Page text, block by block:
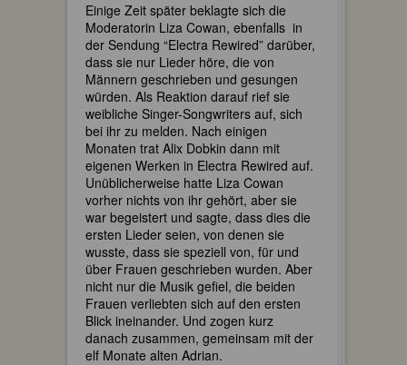
Einige Zeit später beklagte sich die
Moderatorin Liza Cowan, ebenfalls in
der Sendung “Electra Rewired” darüber,
dass sie nur Lieder höre, die von
Männern geschrieben und gesungen
würden. Als Reaktion darauf rief sie
weibliche Singer-Songwriters auf, sich
bei ihr zu melden. Nach einigen
Monaten trat Alix Dobkin dann mit
eigenen Werken in Electra Rewired auf.
Unüblicherweise hatte Liza Cowan
vorher nichts von ihr gehört, aber sie
war begeistert und sagte, dass dies die
ersten Lieder seien, von denen sie
wusste, dass sie speziell von, für und
über Frauen geschrieben wurden. Aber
nicht nur die Musik gefiel, die beiden
Frauen verliebten sich auf den ersten
Blick ineinander. Und zogen kurz
danach zusammen, gemeinsam mit der
elf Monate alten Adrian.